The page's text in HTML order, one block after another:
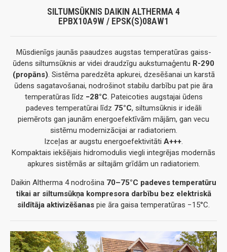
SILTUMSŪKNIS DAIKIN ALTHERMA 4
EPBX10A9W / EPSK(S)08AW1
Mūsdienīgs jaunās paaudzes augstas temperatūras gaiss-
ūdens siltumsūknis ar videi draudzīgu aukstumaģentu R-290
(propāns). Sistēma paredzēta apkurei, dzesēšanai un karstā
ūdens sagatavošanai, nodrošinot stabilu darbību pat pie āra
temperatūras līdz −28°C. Pateicoties augstajai ūdens
padeves temperatūrai līdz 75°C, siltumsūknis ir ideāli
piemērots gan jaunām energoefektīvām mājām, gan vecu
sistēmu modernizācijai ar radiatoriem.
Izceļas ar augstu energoefektivitāti A+++.
Kompaktais iekšējais hidromodulis viegli integrējas modernās
apkures sistēmās ar siltajām grīdām un radiatoriem.
Daikin Altherma 4 nodrošina 70–75°C padeves temperatūru
tikai ar siltumsūkņa kompresora darbību bez elektriskā
sildītāja aktivizēšanas pie āra gaisa temperatūras −15°C.